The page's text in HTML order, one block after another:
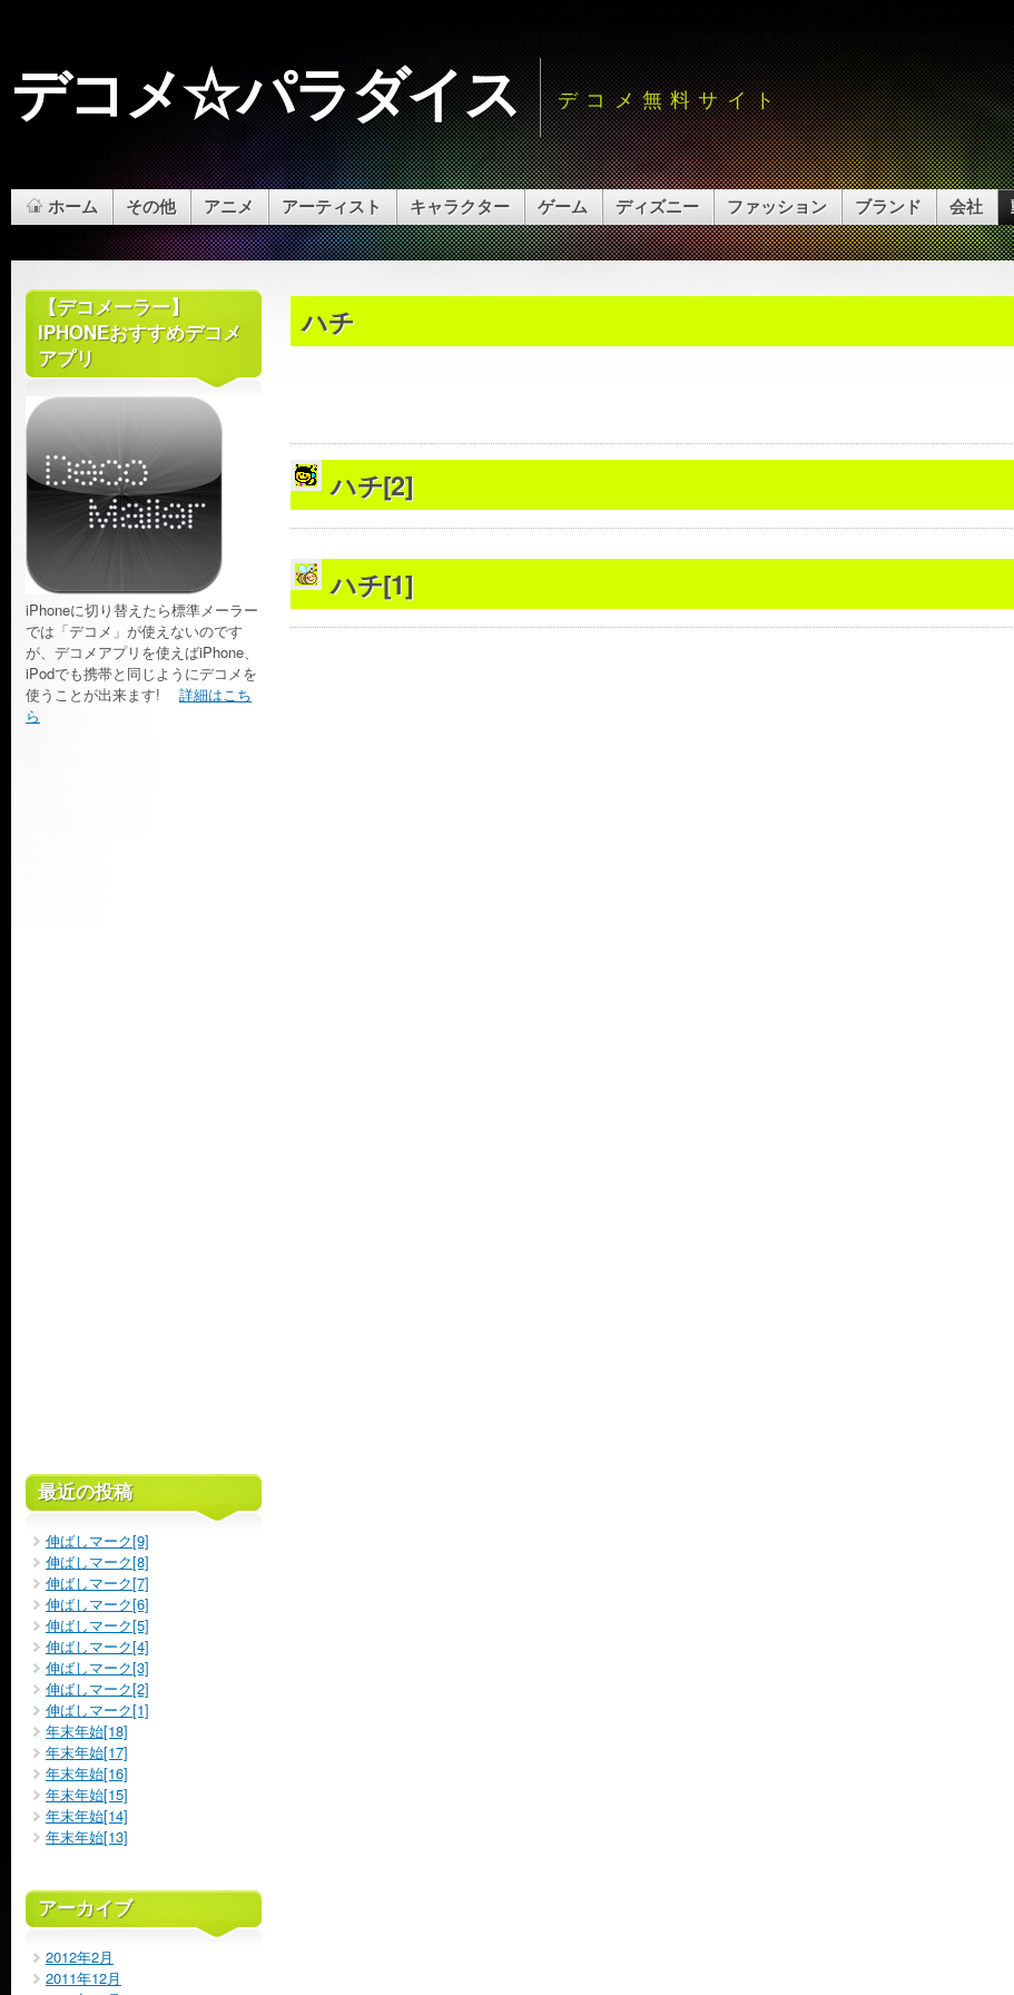
デコメ☆パラダイス デコメ無料サイト
ホーム その他 アニメ アーティスト キャラクター ゲーム ディズニー ファッション ブランド 会社
ハチ
ハチ[2]
ハチ[1]
【デコメーラー】
IPHONEおすすめデコメ
アプリ
iPhoneに切り替えたら標準メーラー
では「デコメ」が使えないのです
が、デコメアプリを使えばiPhone、
iPodでも携帯と同じようにデコメを
使うことが出来ます! 詳細はこち
ら
最近の投稿
伸ばしマーク[9]
伸ばしマーク[8]
伸ばしマーク[7]
伸ばしマーク[6]
伸ばしマーク[5]
伸ばしマーク[4]
伸ばしマーク[3]
伸ばしマーク[2]
伸ばしマーク[1]
年末年始[18]
年末年始[17]
年末年始[16]
年末年始[15]
年末年始[14]
年末年始[13]
アーカイブ
2012年2月
2011年12月